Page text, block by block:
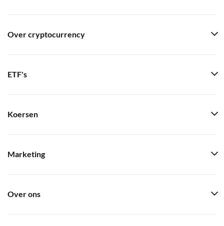
Over cryptocurrency
ETF's
Koersen
Marketing
Over ons